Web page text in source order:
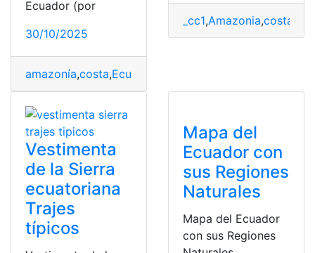
Ecuador (por
30/10/2025
amazonía,costa,Ecuador
_cc1,Amazonia,costa
Vestimenta
de la Sierra
ecuatoriana
Trajes
típicos
Mapa del
Ecuador con
sus Regiones
Naturales
Mapa del Ecuador
con sus Regiones